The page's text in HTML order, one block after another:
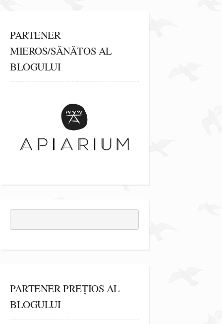
PARTENER
MIEROS/SĂNĂTOS AL
BLOGULUI
PARTENER PREȚIOS AL
BLOGULUI